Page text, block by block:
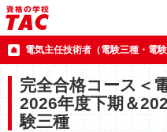
電気主任技術者（電験三種・電
完全合格コース＜
2026年度下期＆
験三種